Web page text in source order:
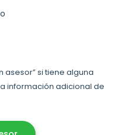
asesor” si tiene alguna
información adicional de